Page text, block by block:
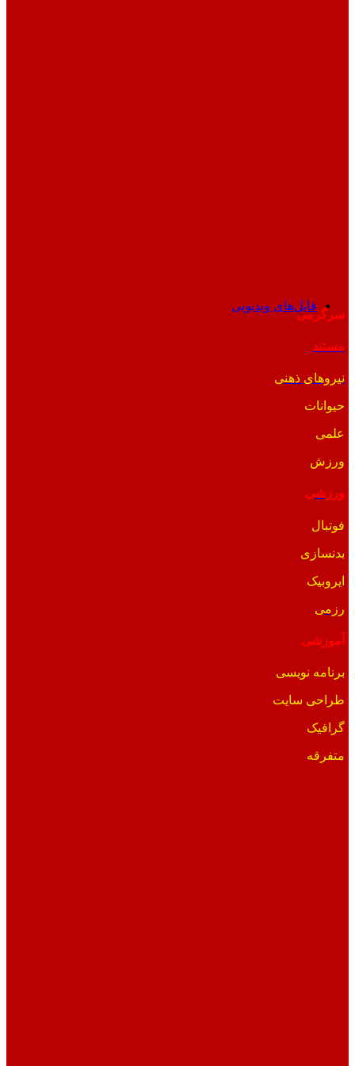
فایل‌های ویدیویی
سرگرمی
مستند
نیروهای ذهنی
حیوانات
علمی
ورزش
ورزشی
فوتبال
بدنسازی
ایروبیک
رزمی
آموزشی
برنامه نویسی
طراحی سایت
گرافیک
متفرقه